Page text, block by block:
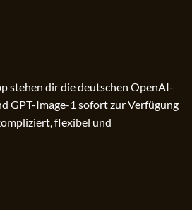
stehen dir die deutschen OpenAI-
GPT-Image-1 sofort zur Verfügung
flexibel und